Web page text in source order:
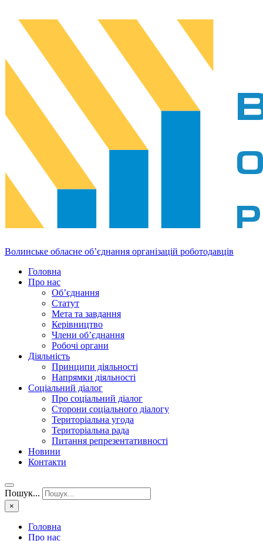
Волинське обласне об’єднання організацій роботодавців
Головна
Про нас
Об’єднання
Статут
Мета та завдання
Керівництво
Члени об’єднання
Робочі органи
Діяльність
Принципи діяльності
Напрямки діяльності
Соціальний діалог
Про соціальний діалог
Сторони соціального діалогу
Територіальна угода
Територіальна рада
Питання репрезентативності
Новини
Контакти
Пошук...
×
Головна
Про нас